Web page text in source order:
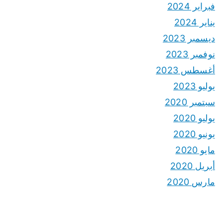
فبراير 2024
يناير 2024
ديسمبر 2023
نوفمبر 2023
أغسطس 2023
يوليو 2023
سبتمبر 2020
يوليو 2020
يونيو 2020
مايو 2020
أبريل 2020
مارس 2020